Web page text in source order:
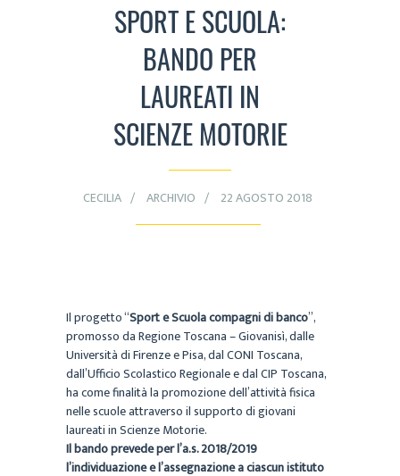
SPORT E SCUOLA:
BANDO PER
LAUREATI IN
SCIENZE MOTORIE
CECILIA ARCHIVIO 22 AGOSTO 2018
Il progetto “Sport e Scuola compagni di banco”,
promosso da Regione Toscana – Giovanisì, dalle
Università di Firenze e Pisa, dal CONI Toscana,
dall’Ufficio Scolastico Regionale e dal CIP Toscana,
ha come finalità la promozione dell’attività fisica
nelle scuole attraverso il supporto di giovani
laureati in Scienze Motorie.
Il bando prevede per l’a.s. 2018/2019
l’individuazione e l’assegnazione a ciascun istituto